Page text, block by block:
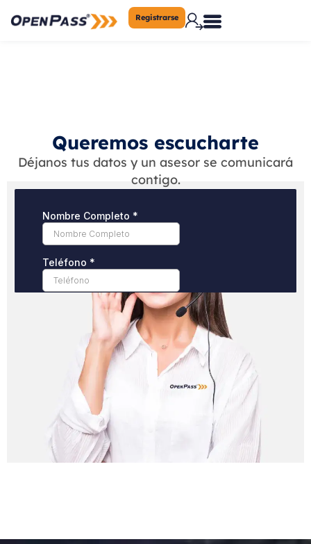
Registrarse
Queremos escucharte
Déjanos tus datos y un asesor se comunicará
contigo.